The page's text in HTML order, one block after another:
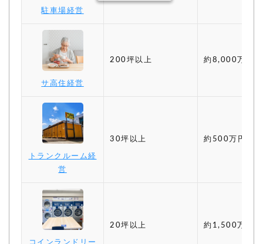
駐車場経営
サ高住経営
200坪以上 約8,000万円〜
トランクルーム経
営
30坪以上 約500万円〜
コインランドリー
20坪以上 約1,500万円〜